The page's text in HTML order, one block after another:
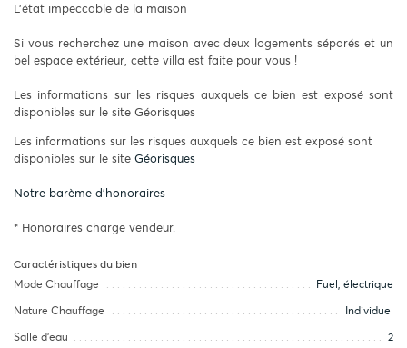
L’état impeccable de la maison
Si vous recherchez une maison avec deux logements séparés et un
bel espace extérieur, cette villa est faite pour vous !
Les informations sur les risques auxquels ce bien est exposé sont
disponibles sur le site Géorisques
Les informations sur les risques auxquels ce bien est exposé sont
disponibles sur le site Géorisques
Notre barème d'honoraires
* Honoraires charge vendeur.
Caractéristiques du bien
Mode Chauffage
Fuel, électrique
Nature Chauffage Individuel
Salle d’eau 2